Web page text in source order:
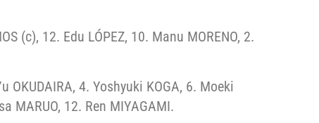
(c), 12. Edu LÓPEZ, 10. Manu MORENO, 2.
OKUDAIRA, 4. Yoshyuki KOGA, 6. Moeki
MARUO, 12. Ren MIYAGAMI.